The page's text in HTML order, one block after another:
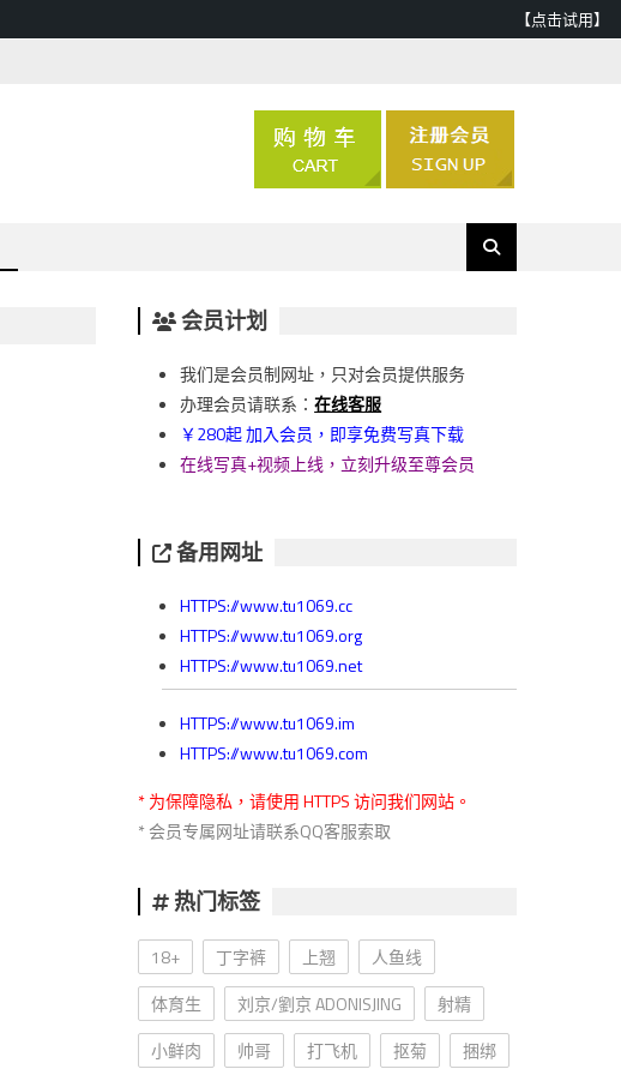
【点击试用】
会员计划
我们是会员制网址，只对会员提供服务
办理会员请联系：在线客服
￥280起 加入会员，即享免费写真下载
在线写真+视频上线，立刻升级至尊会员
备用网址
HTTPS://www.tu1069.cc
HTTPS://www.tu1069.org
HTTPS://www.tu1069.net
HTTPS://www.tu1069.im
HTTPS://www.tu1069.com
* 为保障隐私，请使用 HTTPS 访问我们网站。
* 会员专属网址请联系QQ客服索取
热门标签
18+ 丁字裤 上翘
人鱼线
体育生
刘京/劉京 ADONISJING
射精
小鲜肉
帅哥 打飞机 抠菊 捆绑